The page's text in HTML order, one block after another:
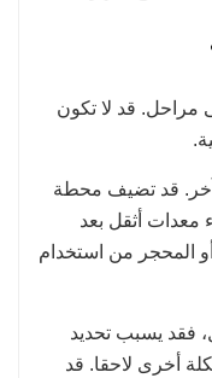
مراحل. قد لا تكون
آخر. قد تضيف محطة
أثقل بعد
أو المحجر من استخدام
فقد يسبب تحديد
أخرى لاحقا. قد